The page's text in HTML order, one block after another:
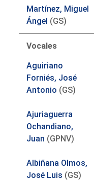
Martínez, Miguel
Ángel (GS)
Vocales
Aguiriano
Forniés, José
Antonio (GS)
Ajuriaguerra
Ochandiano,
Juan (GPNV)
Albiñana Olmos,
José Luis (GS)